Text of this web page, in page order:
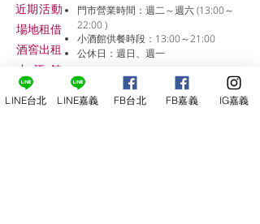
近期活動
場地租借
​酒窖出租
小酒 館
線上報名
門市營業時間：週二～週六 (13:00～
22:00 )
小酒館供餐時段：13:00～21:00
公休日：週日、週一
LINE台北 LINE嘉義 FB台北 FB嘉義 IG嘉義